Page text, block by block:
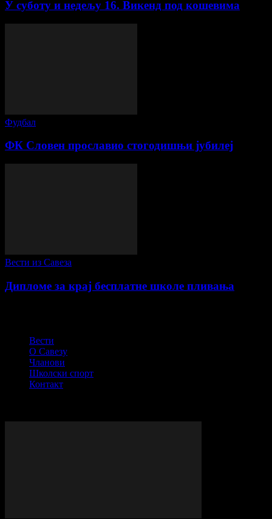
У суботу и недељу 16. Викенд под кошевима
Фудбал
ФК Словен прославио стогодишњи јубилеј
Вести из Савеза
Дипломе за крај бесплатне школе пливања
Вести
О Савезу
Чланови
Школски спорт
Контакт